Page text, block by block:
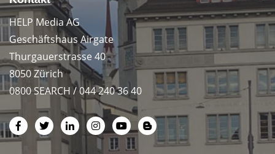
HELP Media AG
Geschäftshaus Airgate
Thurgauerstrasse 40
8050 Zürich
0800 SEARCH / 044 240 36 40